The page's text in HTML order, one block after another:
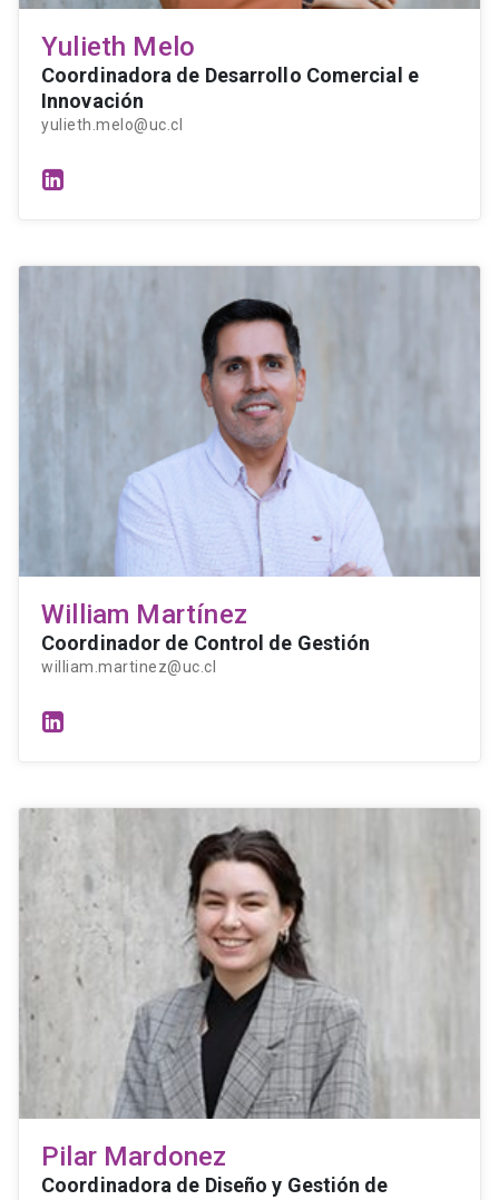
Yulieth Melo
Coordinadora de Desarrollo Comercial e
Innovación
yulieth.melo@uc.cl
William Martínez
Coordinador de Control de Gestión
william.martinez@uc.cl
Pilar Mardonez
Coordinadora de Diseño y Gestión de